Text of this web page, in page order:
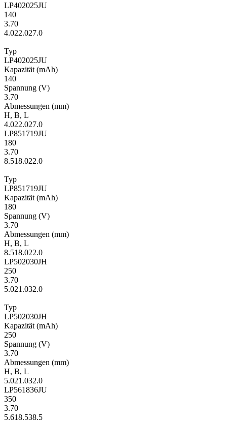
LP402025JU
140
3.70
4.022.027.0
Typ
LP402025JU
Kapa­zität (mAh)
140
Span­nung (V)
3.70
Ab­mes­sungen (mm)
H, B, L
4.022.027.0
LP851719JU
180
3.70
8.518.022.0
Typ
LP851719JU
Kapa­zität (mAh)
180
Span­nung (V)
3.70
Ab­mes­sungen (mm)
H, B, L
8.518.022.0
LP502030JH
250
3.70
5.021.032.0
Typ
LP502030JH
Kapa­zität (mAh)
250
Span­nung (V)
3.70
Ab­mes­sungen (mm)
H, B, L
5.021.032.0
LP561836JU
350
3.70
5.618.538.5